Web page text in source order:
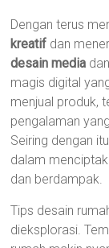
Dengan terus
kreatif dan
desain media dan
magis digital
menjual produk,
pengalaman
Seiring dengan
dalam
dan berdampak.
Tips desain
dieksplorasi.